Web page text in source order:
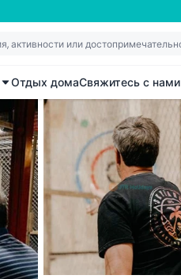
Отдых домаСвяжитесь с нами